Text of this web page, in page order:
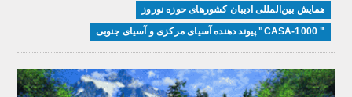
همایش بین‌المللی ادیبان کشور‌های حوزه نوروز
" CASA-1000" پیوند دهنده آسیای مرکزی و آسیای جنوبی